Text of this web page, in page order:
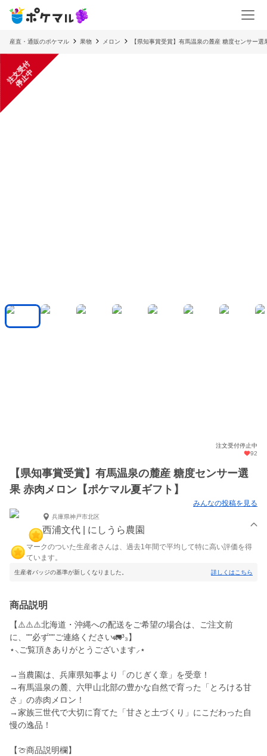
産直・通販のポケマル 果物 メロン 【県知事賞受賞】有馬温泉の麓産 糖度センサー
注
文
受
付
停
止
中
注文受付停止中
92
【県知事賞受賞】有馬温泉の麓産 糖度センサー選
果 赤肉メロン【ポケマル夏ギフト】
みんなの投稿を見る
兵庫県神戸市北区
西浦文代 | にしうら農園
マークのついた生産者さんは、過去1年間で平均して特に高い評価を得
ています。
生産者バッジの基準が新しくなりました。 詳しくはこちら
商品説明
【⚠️⚠️⚠️北海道・沖縄への配送をご希望の場合は、ご注文前
に、""必ず""ご連絡ください🚛³₃】
⋆⸜ご覧頂きありがとうございます⸝⋆
→当農園は、兵庫県知事より「のじぎく章」を受章！
→有馬温泉の麓、六甲山北部の豊かな自然で育った「とろける甘
さ」の赤肉メロン！
→家族三世代で大切に育てた「甘さと土づくり」にこだわった自
慢の逸品！
【🍈商品説明欄】